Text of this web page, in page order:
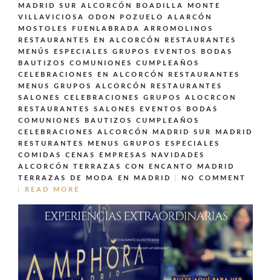
MADRID SUR ALCORCÓN BOADILLA MONTE
VILLAVICIOSA ODON POZUELO ALARCÓN
MOSTOLES FUENLABRADA ARROMOLINOS
RESTAURANTES EN ALCORCÓN
RESTAURANTES
MENÚS ESPECIALES GRUPOS EVENTOS BODAS
BAUTIZOS COMUNIONES CUMPLEAÑOS
CELEBRACIONES EN ALCORCÓN
RESTAURANTES
MENUS GRUPOS ALCORCÓN
RESTAURANTES
SALONES CELEBRACIONES GRUPOS ALOCRCON
RESTAURANTES SALONES EVENTOS BODAS
COMUNIONES BAUTIZOS CUMPLEAÑOS
CELEBRACIONES ALCORCÓN MADRID SUR MADRID
RESTURANTES MENUS GRUPOS ESPECIALES
COMIDAS CENAS EMPRESAS NAVIDADES
ALCORCÓN
TERRAZAS CON ENCANTO MADRID
TERRAZAS DE MODA EN MADRID
NO COMMENT
READ MORE